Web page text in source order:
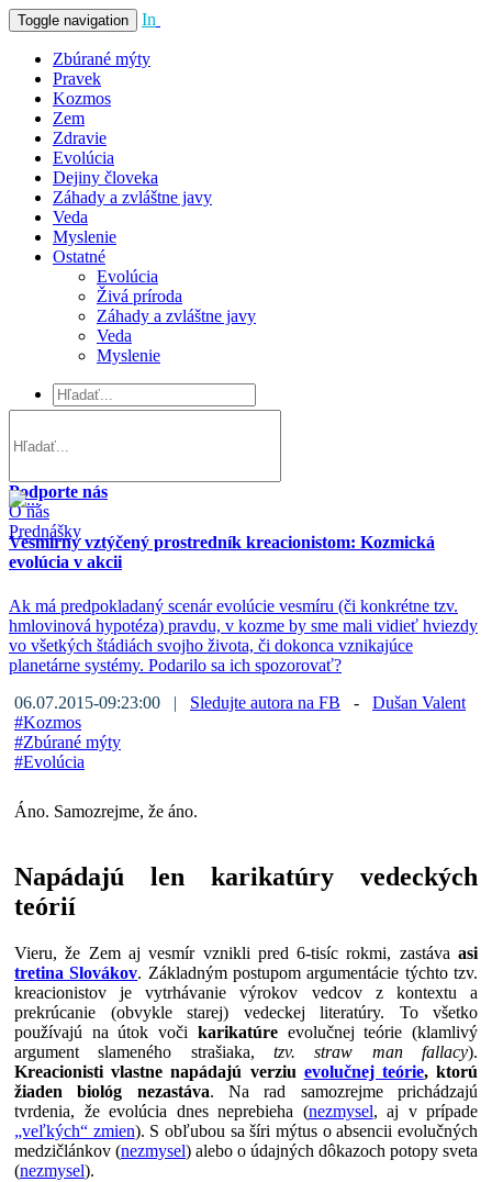
Toggle navigation In
Zbúrané mýty
Pravek
Kozmos
Zem
Zdravie
Evolúcia
Dejiny človeka
Záhady a zvláštne javy
Veda
Myslenie
Ostatné
Evolúcia
Živá príroda
Záhady a zvláštne javy
Veda
Myslenie
Podporte nás
O nás
Prednášky
Vesmírny vztýčený prostredník kreacionistom: Kozmická
evolúcia v akcii
Ak má predpokladaný scenár evolúcie vesmíru (či konkrétne tzv.
hmlovinová hypotéza) pravdu, v kozme by sme mali vidieť hviezdy
vo všetkých štádiách svojho života, či dokonca vznikajúce
planetárne systémy. Podarilo sa ich spozorovať?
06.07.2015-09:23:00 | Sledujte autora na FB - Dušan Valent
#Kozmos
#Zbúrané mýty
#Evolúcia
Áno. Samozrejme, že áno.
Napádajú len karikatúry vedeckých
teórií
Vieru, že Zem aj vesmír vznikli pred 6-tisíc rokmi, zastáva asi
tretina Slovákov. Základným postupom argumentácie týchto tzv.
kreacionistov je vytrhávanie výrokov vedcov z kontextu a
prekrúcanie (obvykle starej) vedeckej literatúry. To všetko
používajú na útok voči karikatúreevolučnej teórie (klamlivý
argument slameného strašiaka, tzv. straw man fallacy).
Kreacionisti vlastne napádajú verziu evolučnej teórie, ktorú
žiaden biológ nezastáva. Na rad samozrejme prichádzajú
tvrdenia, že evolúcia dnes neprebieha (nezmysel, aj v prípade
„veľkých“ zmien). S obľubou sa šíri mýtus o absencii evolučných
medzičlánkov (nezmysel) alebo o údajných dôkazoch potopy sveta
(nezmysel).